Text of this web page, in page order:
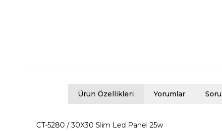
Ürün Özellikleri Yorumlar
CT-5280 / 30X30 Slim Led Panel 25w